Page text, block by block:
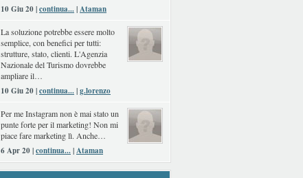
10 Giu 20 |continua...|Ataman
La soluzione potrebbe essere molto
semplice, con benefici per tutti:
strutture, stato, clienti. L'Agenzia
Nazionale del Turismo dovrebbe
ampliare il…
10 Giu 20 |continua...|g.lorenzo
Per me Instagram non è mai stato un
punte forte per il marketing! Non mi
piace fare marketing lì. Anche…
6 Apr 20 |continua...|Ataman